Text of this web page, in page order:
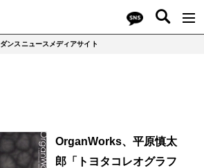
ダンスニュースメディアサイト
OrganWorks、平原慎太
郎「トヨタコレオグラフ